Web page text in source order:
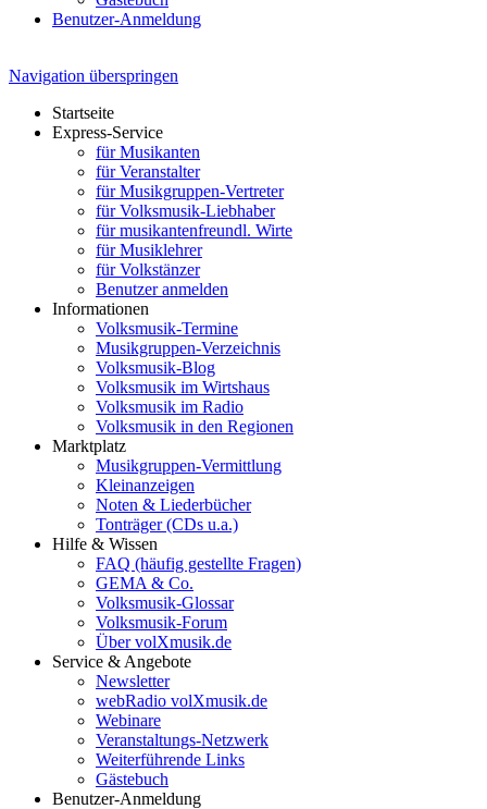
Benutzer-Anmeldung
Navigation überspringen
Startseite
Express-Service
für Musikanten
für Veranstalter
für Musikgruppen-Vertreter
für Volksmusik-Liebhaber
für musikantenfreundl. Wirte
für Musiklehrer
für Volkstänzer
Benutzer anmelden
Informationen
Volksmusik-Termine
Musikgruppen-Verzeichnis
Volksmusik-Blog
Volksmusik im Wirtshaus
Volksmusik im Radio
Volksmusik in den Regionen
Marktplatz
Musikgruppen-Vermittlung
Kleinanzeigen
Noten & Liederbücher
Tonträger (CDs u.a.)
Hilfe & Wissen
FAQ (häufig gestellte Fragen)
GEMA & Co.
Volksmusik-Glossar
Volksmusik-Forum
Über volXmusik.de
Service & Angebote
Newsletter
webRadio volXmusik.de
Webinare
Veranstaltungs-Netzwerk
Weiterführende Links
Gästebuch
Benutzer-Anmeldung